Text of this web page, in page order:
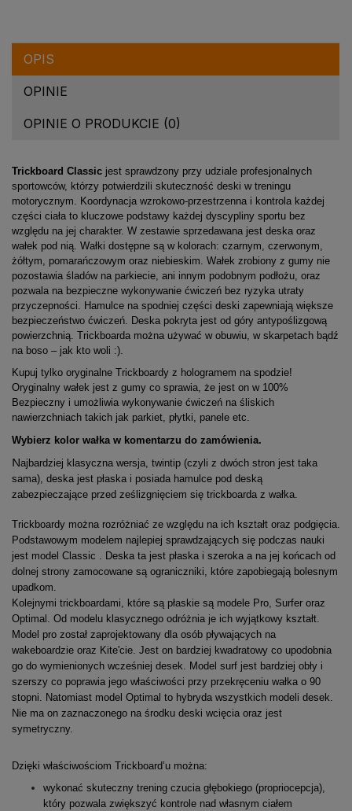
OPIS
OPINIE
OPINIE O PRODUKCIE (0)
Trickboard Classic jest sprawdzony przy udziale profesjonalnych
sportowców, którzy potwierdzili skuteczność deski w treningu
motorycznym. Koordynacja wzrokowo-przestrzenna i kontrola każdej
części ciała to kluczowe podstawy każdej dyscypliny sportu bez
względu na jej charakter. W zestawie sprzedawana jest deska oraz
wałek pod nią. Wałki dostępne są w kolorach: czarnym, czerwonym,
żółtym, pomarańczowym oraz niebieskim. Wałek zrobiony z gumy nie
pozostawia śladów na parkiecie, ani innym podobnym podłożu, oraz
pozwala na bezpieczne wykonywanie ćwiczeń bez ryzyka utraty
przyczepności. Hamulce na spodniej części deski zapewniają większe
bezpieczeństwo ćwiczeń. Deska pokryta jest od góry antypoślizgową
powierzchnią. Trickboarda można używać w obuwiu, w skarpetach bądź
na boso – jak kto woli :).
Kupuj tylko oryginalne Trickboardy z hologramem na spodzie!
Oryginalny wałek jest z gumy co sprawia, że jest on w 100%
Bezpieczny i umożliwia wykonywanie ćwiczeń na śliskich
nawierzchniach takich jak parkiet, płytki, panele etc.
Wybierz kolor wałka w komentarzu do zamówienia.
Najbardziej klasyczna wersja, twintip (czyli z dwóch stron jest taka
sama), deska jest płaska i posiada hamulce pod deską
zabezpieczające przed ześlizgnięciem się trickboarda z wałka.
Trickboardy można rozróżniać ze względu na ich kształt oraz podgięcia.
Podstawowym modelem najlepiej sprawdzających się podczas nauki
jest model Classic . Deska ta jest płaska i szeroka a na jej końcach od
dolnej strony zamocowane są ograniczniki, które zapobiegają bolesnym
upadkom.
Kolejnymi trickboardami, które są płaskie są modele Pro, Surfer oraz
Optimal. Od modelu klasycznego odróżnia je ich wyjątkowy kształt.
Model pro został zaprojektowany dla osób pływających na
wakeboardzie oraz Kite'cie. Jest on bardziej kwadratowy co upodobnia
go do wymienionych wcześniej desek. Model surf jest bardziej obły i
szerszy co poprawia jego właściwości przy przekręceniu wałka o 90
stopni. Natomiast model Optimal to hybryda wszystkich modeli desek.
Nie ma on zaznaczonego na środku deski wcięcia oraz jest
symetryczny.
Dzięki właściwościom Trickboard’u można:
wykonać skuteczny trening czucia głębokiego (propriocepcja),
który pozwala zwiększyć kontrole nad własnym ciałem